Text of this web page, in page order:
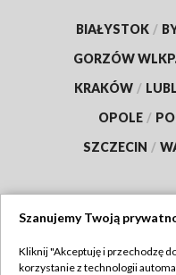
BIAŁYSTOK /
GORZÓW
KRAKÓW /
OPOLE /
SZCZECIN /
Szanujemy Twoją
Kliknij "Akceptuję i przechodzę
korzystanie z technologii